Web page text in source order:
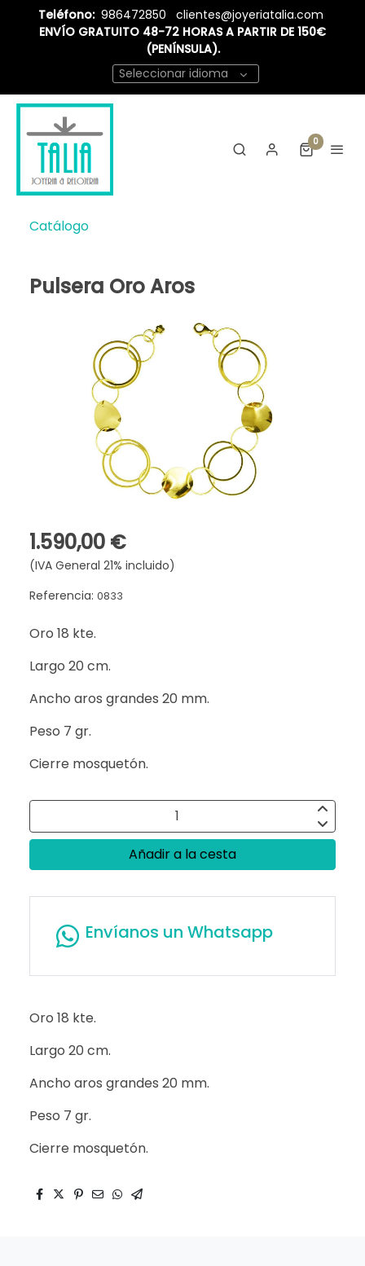
Teléfono: 986472850
clientes@joyeriatalia.com
ENVÍO GRATUITO 48-72 HORAS A PARTIR DE 150€
(PENÍNSULA).
Seleccionar idioma
0
Catálogo
Pulsera Oro Aros
1.590,00 €
(IVA General 21% incluido)
Referencia: 0833
Oro 18 kte.
Largo 20 cm.
Ancho aros grandes 20 mm.
Peso 7 gr.
Cierre mosquetón.
Añadir a la cesta
Envíanos un Whatsapp
Oro 18 kte.
Largo 20 cm.
Ancho aros grandes 20 mm.
Peso 7 gr.
Cierre mosquetón.